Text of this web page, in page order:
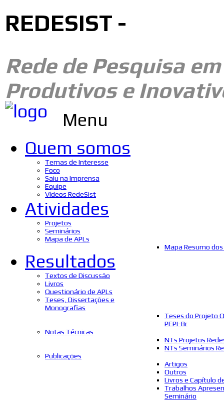
REDESIST -
Rede de Pesquisa
Produtivos e
Menu
Quem somos
Temas de Interesse
Foco
Saiu na Imprensa
Equipe
Vídeos RedeSist
Atividades
Projetos
Seminários
Mapa de APLs
Mapa Resumo dos
Resultados
Textos de Discussão
Livros
Questionário de APLs
Teses, Dissertações e
Monografias
Teses do Projeto
PEPI-Br
Notas Técnicas
NTs Projetos
NTs Seminários
Publicações
Artigos
Outros
Livros e Capítulo
Trabalhos
Seminário